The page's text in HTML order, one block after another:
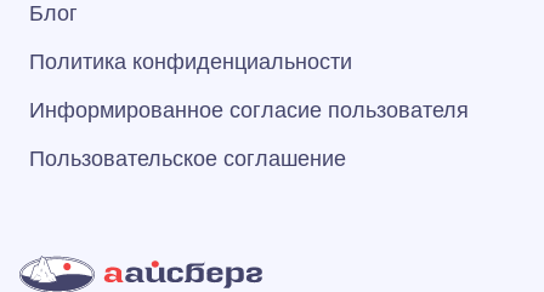
Блог
Политика конфиденциальности
Информированное согласие пользователя
Пользовательское соглашение